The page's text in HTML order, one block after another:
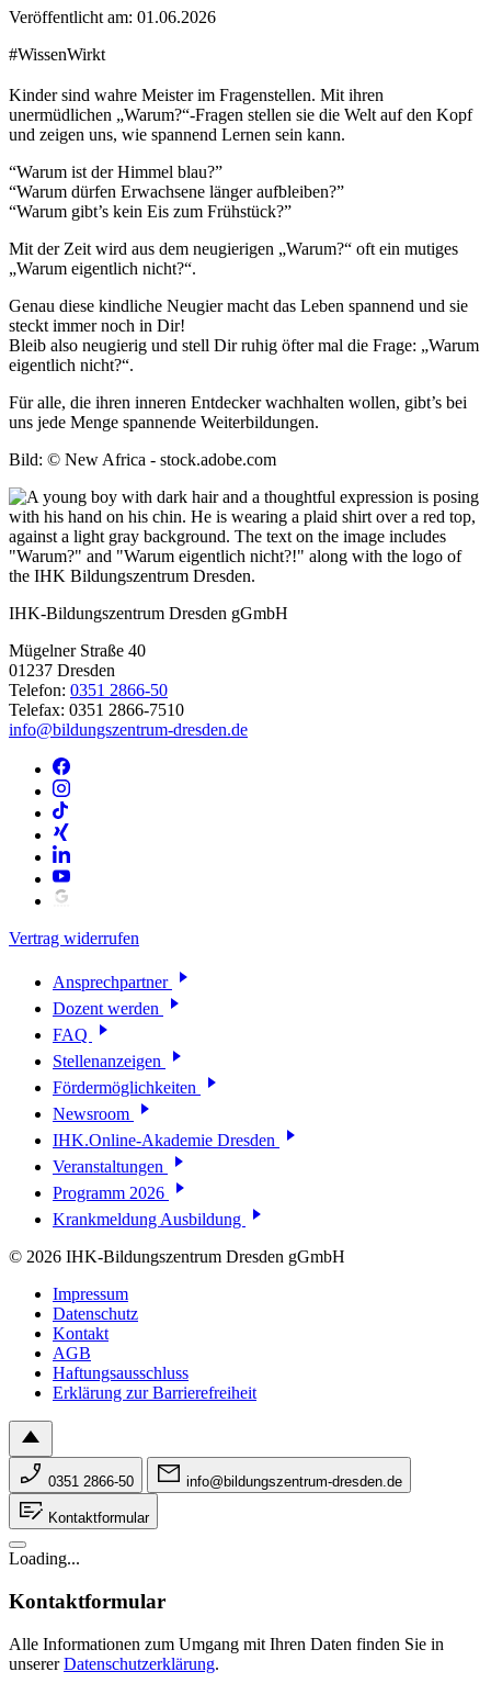
Veröffentlicht am: 01.06.2026
#WissenWirkt
Kinder sind wahre Meister im Fragenstellen. Mit ihren
unermüdlichen „Warum?“-Fragen stellen sie die Welt auf den Kopf
und zeigen uns, wie spannend Lernen sein kann.
“Warum ist der Himmel blau?”
“Warum dürfen Erwachsene länger aufbleiben?”
“Warum gibt’s kein Eis zum Frühstück?”
Mit der Zeit wird aus dem neugierigen „Warum?“ oft ein mutiges
„Warum eigentlich nicht?“.
Genau diese kindliche Neugier macht das Leben spannend und sie
steckt immer noch in Dir!
Bleib also neugierig und stell Dir ruhig öfter mal die Frage: „Warum
eigentlich nicht?“.
Für alle, die ihren inneren Entdecker wachhalten wollen, gibt’s bei
uns jede Menge spannende Weiterbildungen.
Bild: © New Africa - stock.adobe.com
IHK-Bildungszentrum Dresden gGmbH
Mügelner Straße 40
01237 Dresden
Telefon: 0351 2866-50
Telefax: 0351 2866-7510
info@bildungszentrum-dresden.de
Vertrag widerrufen
Ansprechpartner
Dozent werden
FAQ
Stellenanzeigen
Fördermöglichkeiten
Newsroom
IHK.Online-Akademie Dresden
Veranstaltungen
Programm 2026
Krankmeldung Ausbildung
© 2026 IHK-Bildungszentrum Dresden gGmbH
Impressum
Datenschutz
Kontakt
AGB
Haftungsausschluss
Erklärung zur Barrierefreiheit
0351 2866-50 info@bildungszentrum-dresden.de
Kontaktformular
Loading...
Kontaktformular
Alle Informationen zum Umgang mit Ihren Daten finden Sie in
unsererDatenschutzerklärung.